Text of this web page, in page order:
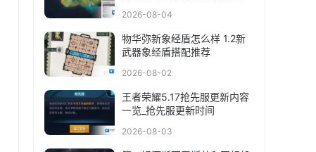
2026-08-04
物华弥新象经盾怎么样 1.2新
武器象经盾搭配推荐
2026-08-02
王者荣耀5.17抢先服更新内容
一览_抢先服更新时间
2026-08-03